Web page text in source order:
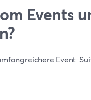
Events
Event-